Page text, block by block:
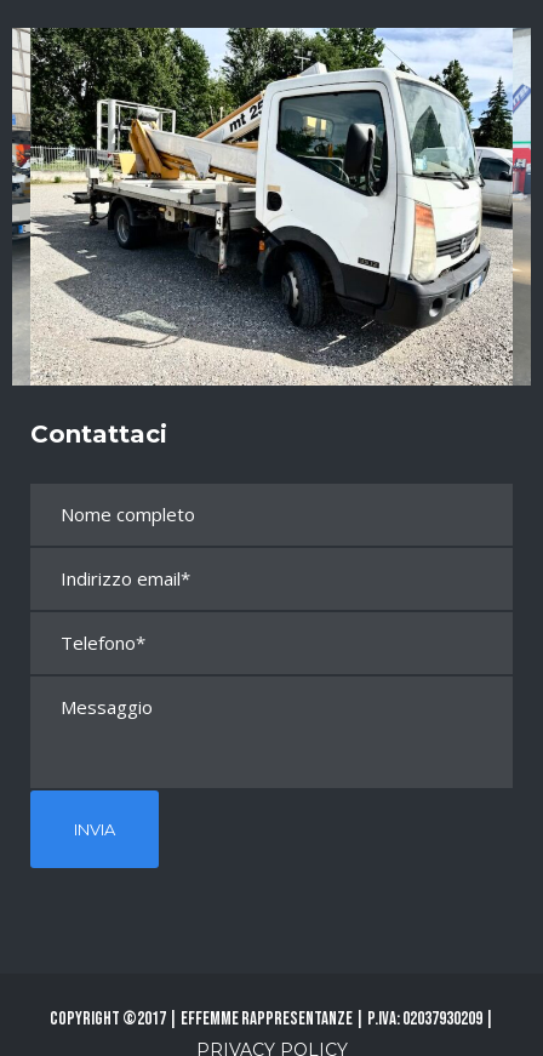
Contattaci
Copyright ©2017 | Effemme Rappresentanze | P.Iva: 02037930209 |
PRIVACY POLICY